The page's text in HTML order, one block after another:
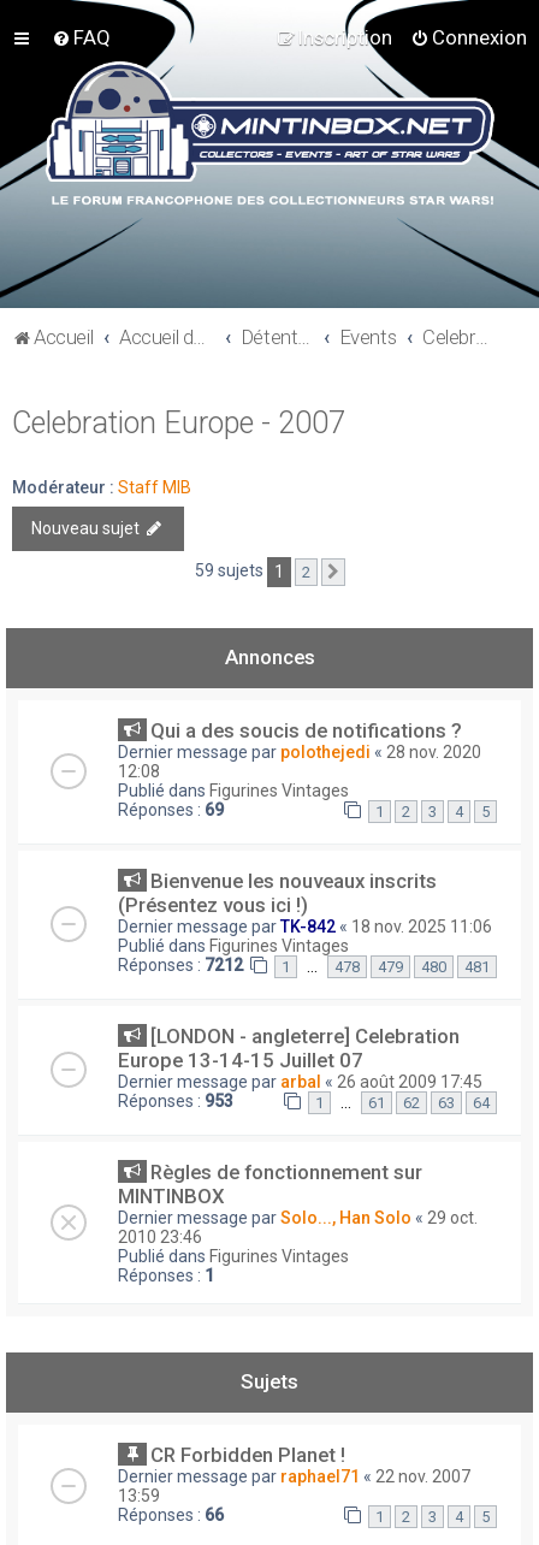
FAQ Connexion
Inscription
Accueil Accueil du forum Détente et communauté Mint In Box Events Celebration Europe - 2007
Celebration Europe - 2007
Modérateur : Staff MIB
Nouveau sujet
59 sujets 1 2
Annonces
Qui a des soucis de notifications ?
Dernier message par polothejedi « 28 nov. 2020
12:08
Publié dans Figurines Vintages
Réponses : 69 1 2 3 4 5
Bienvenue les nouveaux inscrits
(Présentez vous ici !)
Dernier message parTK-842 « 18 nov. 2025 11:06
Publié dans Figurines Vintages
Réponses : 7212 1 … 478 479 480 481
[LONDON - angleterre] Celebration
Europe 13-14-15 Juillet 07
Dernier message par arbal « 26 août 2009 17:45
Réponses : 953 1 … 61 62 63 64
Règles de fonctionnement sur
MINTINBOX
Dernier message parSolo..., Han Solo « 29 oct.
2010 23:46
Publié dans Figurines Vintages
Réponses : 1
Sujets
CR Forbidden Planet !
Dernier message par raphael71 « 22 nov. 2007
13:59
Réponses : 66 1 2 3 4 5